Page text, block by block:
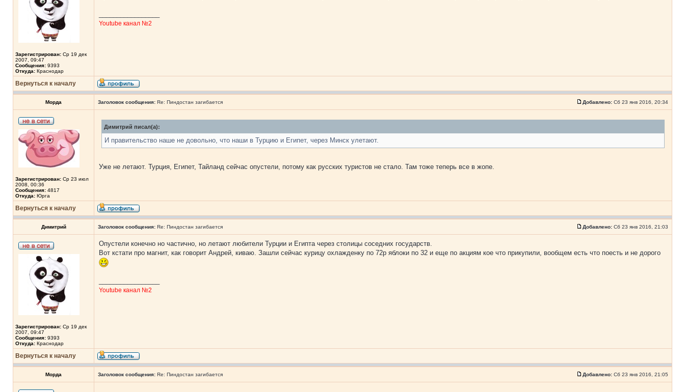
Зарегистрирован: Ср 19 дек
2007, 09:47
Сообщения: 9393
Откуда: Краснодар
Youtube канал №2
Вернуться к началу
Морда Заголовок сообщения: Re: Пиндостан загибается Добавлено: Сб 23 янв 2016, 20:34
Зарегистрирован: Ср 23 июл
2008, 00:36
Сообщения: 4817
Откуда: Юрга
Димитрий писал(а):
И правительство наше не довольно, что наши в Турцию и Египет, через Минск улетают.
Уже не летают. Турция, Египет, Тайланд сейчас опустели, потому как русских туристов не стало. Там тоже теперь все в жопе.
Вернуться к началу
Димитрий Заголовок сообщения: Re: Пиндостан загибается Добавлено: Сб 23 янв 2016, 21:03
Зарегистрирован: Ср 19 дек
2007, 09:47
Сообщения: 9393
Откуда: Краснодар
Опустели конечно но частично, но летают любители Турции и Египта через столицы соседних государств.
Вот кстати про магнит, как говорит Андрей, киваю. Зашли сейчас курицу охлажденку по 72р яблоки по 32 и еще по акциям кое что прикупили, вообщем есть что поесть и не дорого
Youtube канал №2
Вернуться к началу
Морда Заголовок сообщения: Re: Пиндостан загибается Добавлено: Сб 23 янв 2016, 21:05